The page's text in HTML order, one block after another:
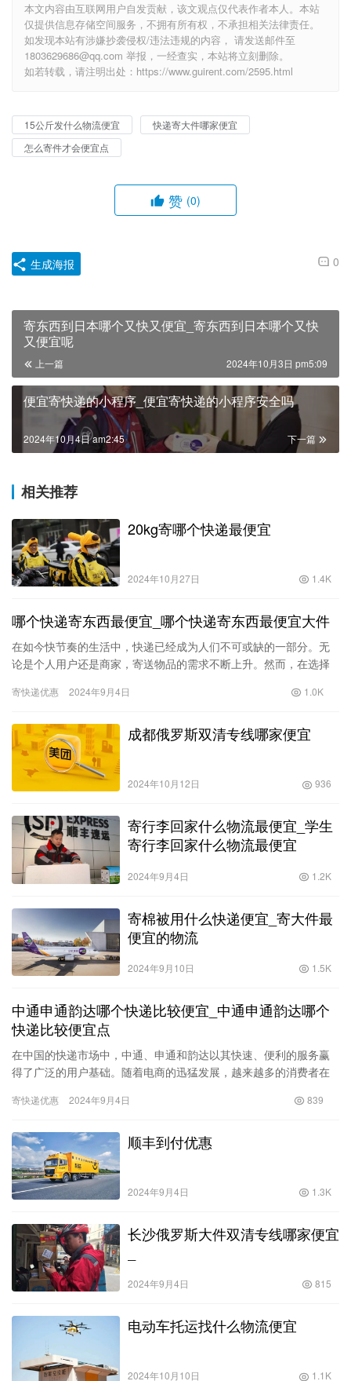
本文内容由互联网用户自发贡献，该文观点仅代表作者本人。本站
仅提供信息存储空间服务，不拥有所有权，不承担相关法律责任。
如发现本站有涉嫌抄袭侵权/违法违规的内容， 请发送邮件至
1803629686@qq.com 举报，一经查实，本站将立刻删除。
如若转载，请注明出处：https://www.guirent.com/2595.html
15公斤发什么物流便宜
快递寄大件哪家便宜
怎么寄件才会便宜点
赞 (0)
0
生成海报
寄东西到日本哪个又快又便宜_寄东西到日本哪个又快
又便宜呢
上一篇 2024年10月3日 pm5:09
便宜寄快递的小程序_便宜寄快递的小程序安全吗
下一篇
2024年10月4日 am2:45
相关推荐
20kg寄哪个快递最便宜
2024年10月27日 1.4K
哪个快递寄东西最便宜_哪个快递寄东西最便宜大件
在如今快节奏的生活中，快递已经成为人们不可或缺的一部分。无
论是个人用户还是商家，寄送物品的需求不断上升。然而，在选择
品时，…
寄快递优惠 2024年9月4日 1.0K
成都俄罗斯双清专线哪家便宜
2024年10月12日 936
寄行李回家什么物流最便宜_学生
寄行李回家什么物流最便宜
2024年9月4日 1.2K
寄棉被用什么快递便宜_寄大件最
便宜的物流
2024年9月10日 1.5K
中通申通韵达哪个快递比较便宜_中通申通韵达哪个
快递比较便宜点
在中国的快递市场中，中通、申通和韵达以其快速、便利的服务赢
得了广泛的用户基础。随着电商的迅猛发展，越来越多的消费者在
越来越…
寄快递优惠 2024年9月4日 839
顺丰到付优惠
2024年9月4日 1.3K
长沙俄罗斯大件双清专线哪家便宜
2024年9月4日 815
电动车托运找什么物流便宜
2024年10月10日 1.1K